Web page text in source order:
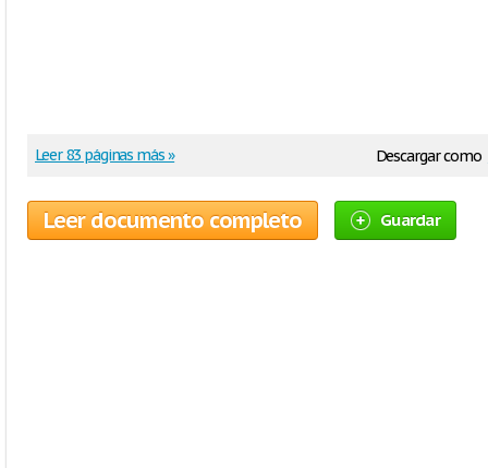
Descargar como
Leer 83 páginas más »
Leer documento completo Guardar